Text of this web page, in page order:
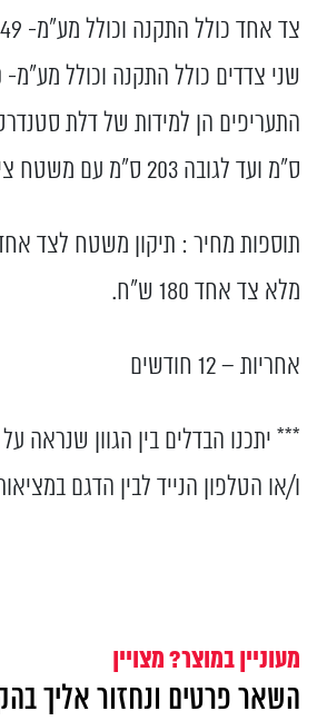
צד אחד כולל התקנה וכולל מע”מ- 549 ₪
שני צדדים כולל התקנה וכולל מע”מ- 990 ₪
ס”מ ועד לגובה 203 ס”מ עם משטח ציפוי תקין.
מלא צד אחד 180 ש"ח.
אחריות – 12 חודשים
*** יתכנו הבדלים בין הגוון שנראה
ו/או הטלפון הנייד לבין הדגם
מעוניין במוצר? מצויין
השאר פרטים ונחזור אליך